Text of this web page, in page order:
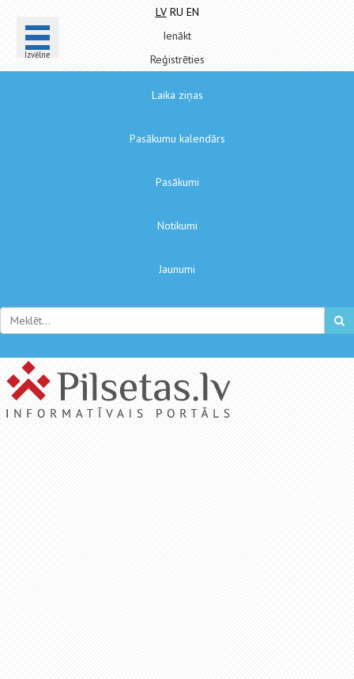
Izvēlne
LV RU EN
Ienākt
Reģistrēties
Laika ziņas
Pasākumu kalendārs
Pasākumi
Notikumi
Jaunumi